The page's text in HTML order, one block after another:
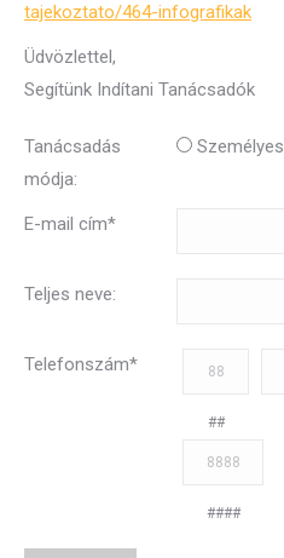
tajekoztato/464-infografikak
Üdvözlettel,
Segítünk Indítani Tanácsadók
Tanácsadás
módja:
Személyes
E-mail cím*
Teljes neve:
Telefonszám*
##
####